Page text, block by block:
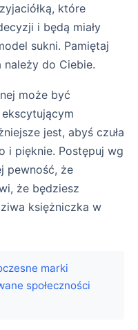
które
i będą miały
sukni. Pamiętaj
do Ciebie.
może być
jest, abyś czuła
i pięknie. Postępuj wg
pewność, że
że będziesz
księżniczka w
marki
społeczności